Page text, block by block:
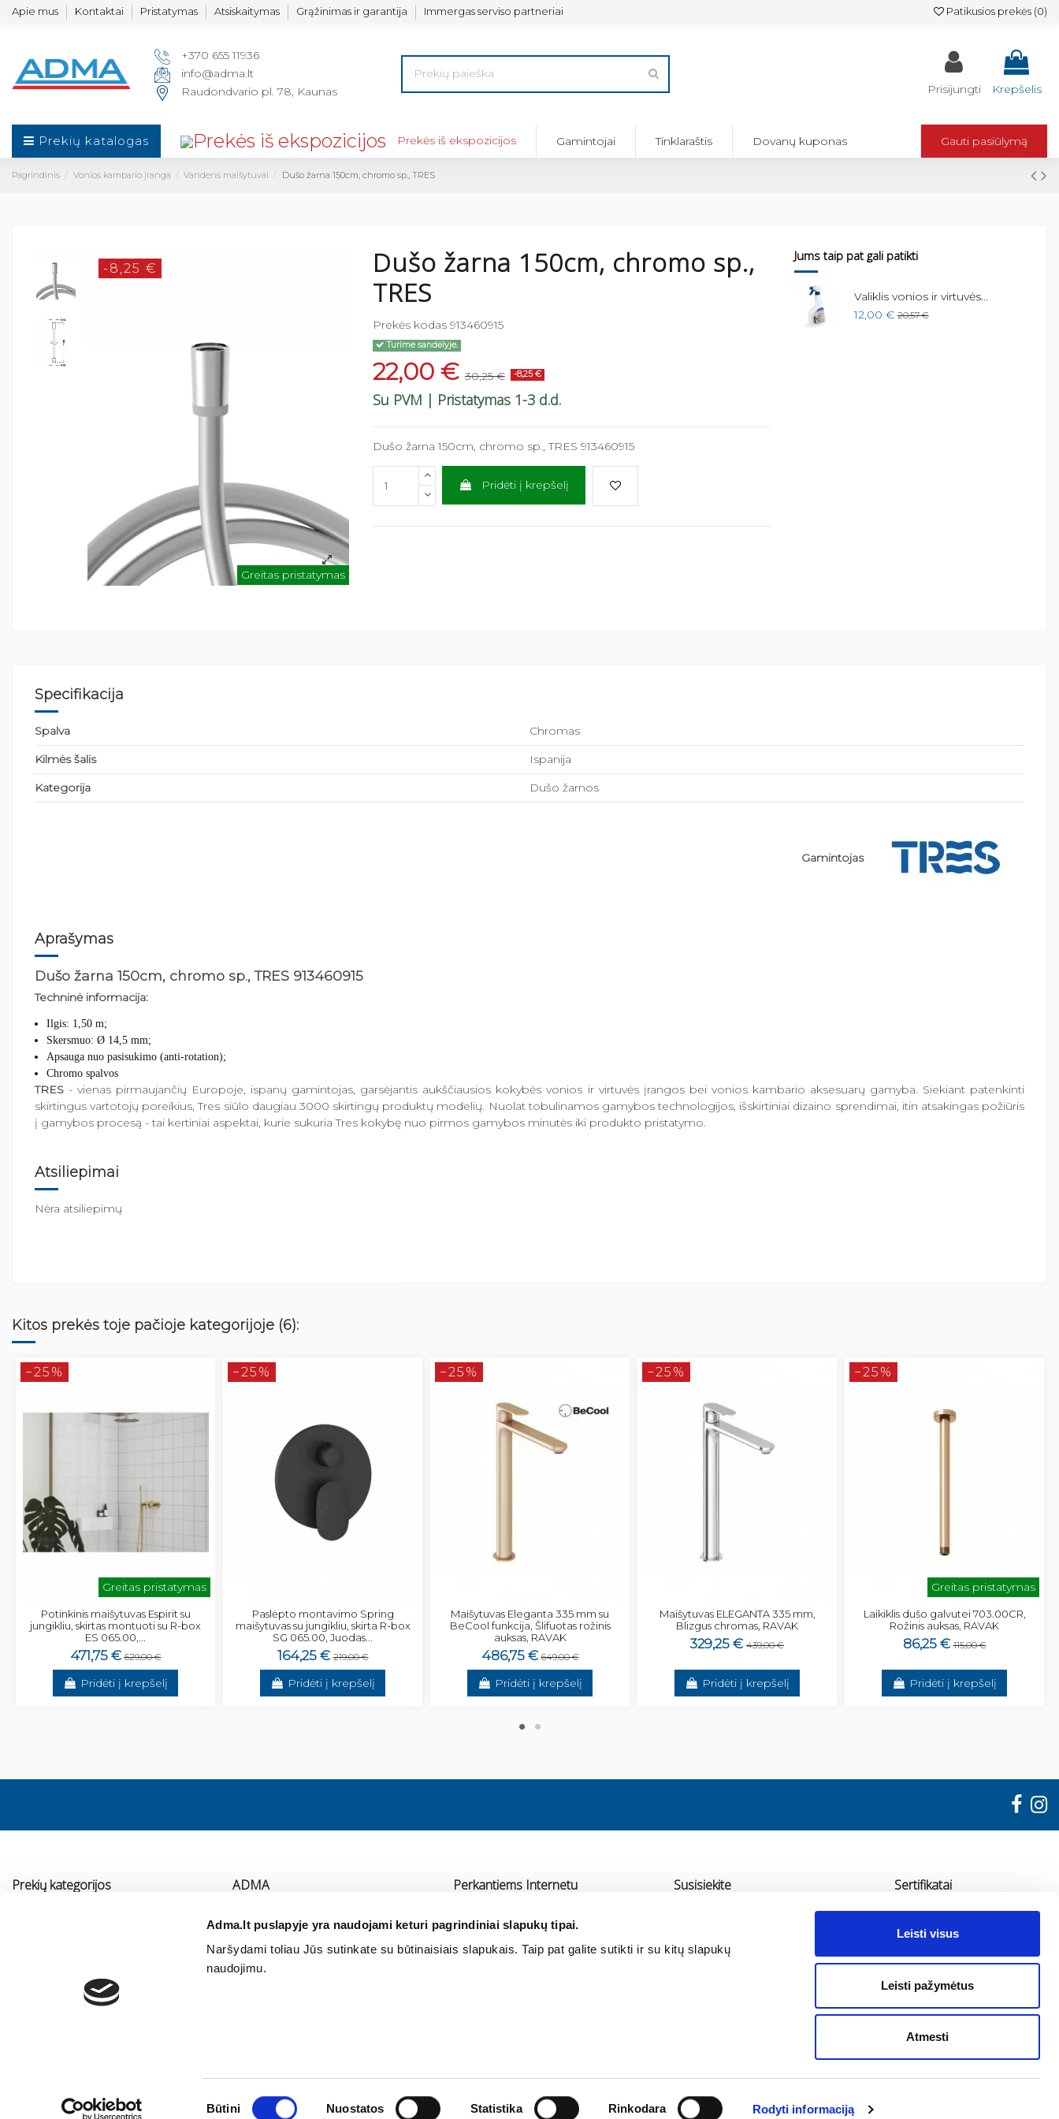
Adma.lt puslapyje yra naudojami keturi pagrindiniai slapukų tipai.
Naršydami toliau Jūs sutinkate su būtinaisiais slapukais. Taip pat galite sutikti ir su kitų slapukų
naudojimu.
Būtini Nuostatos Statistika Rinkodara Rodyti informaciją
Leisti visus
Leisti pažymėtus
Atmesti
Apie mus Kontaktai Pristatymas Atsiskaitymas Grąžinimas ir garantija Immergas serviso partneriai Patikusios prekės (0)
+370 655 11936
info@adma.lt
Raudondvario pl. 78, Kaunas
Prisijungti Krepšelis
Prekių katalogas Prekės iš ekspozicijos Gamintojai Tinklaraštis Dovanų kuponas Gauti pasiūlymą
Pagrindinis Vonios kambario įranga Vandens maišytuvai Dušo žarna 150cm, chromo sp., TRES
Greitas pristatymas
-8,25 €
Dušo žarna 150cm, chromo sp.,
TRES
Prekės kodas 913460915
Turime sandėlyje.
22,00 € 30,25 € -8,25 €
Su PVM | Pristatymas 1-3 d.d.
Dušo žarna 150cm, chromo sp., TRES 913460915
Pridėti į krepšelį
Jums taip pat gali patikti
Valiklis vonios ir virtuvės...
12,00 € 20,57 €
Specifikacija
Spalva
Chromas
Kilmės šalis
Ispanija
Kategorija
Dušo žarnos
Gamintojas
Aprašymas
Dušo žarna 150cm, chromo sp., TRES 913460915
Techninė informacija:
Ilgis: 1,50 m;
Skersmuo: Ø 14,5 mm;
Apsauga nuo pasisukimo (anti-rotation);
Chromo spalvos
TRES - vienas pirmaujančių Europoje, ispanų gamintojas, garsėjantis aukščiausios kokybės vonios ir virtuvės įrangos bei vonios kambario aksesuarų gamyba. Siekiant patenkinti
skirtingus vartotojų poreikius, Tres siūlo daugiau 3000 skirtingų produktų modelių. Nuolat tobulinamos gamybos technologijos, išskirtiniai dizaino sprendimai, itin atsakingas požiūris
į gamybos procesą - tai kertiniai aspektai, kurie sukuria Tres kokybę nuo pirmos gamybos minutės iki produkto pristatymo.
Atsiliepimai
Nėra atsiliepimų
Kitos prekės toje pačioje kategorijoje (6):
−25%
Greitas pristatymas
Potinkinis maišytuvas Espirit su
jungikliu, skirtas montuoti su R-box
ES 065.00,...
471,75 € 629,00 €
Pridėti į krepšelį
−25%
Paslėpto montavimo Spring
maišytuvas su jungikliu, skirta R-box
SG 065.00, Juodas...
164,25 € 219,00 €
Pridėti į krepšelį
−25%
Maišytuvas Eleganta 335 mm su
BeCool funkcija, Šlifuotas rožinis
auksas, RAVAK
486,75 € 649,00 €
Pridėti į krepšelį
−25%
Maišytuvas ELEGANTA 335 mm,
Blizgus chromas, RAVAK
329,25 € 439,00 €
Pridėti į krepšelį
−25%
Greitas pristatymas
Laikiklis dušo galvutei 703.00CR,
Rožinis auksas, RAVAK
86,25 € 115,00 €
Pridėti į krepšelį
Prekių kategorijos
Oro kondicionavimas ir vėdinimas
Vidaus vandentiekis ir nuotekos
ADMA
Apie mus
Immergas serviso partneriai
Perkantiems Internetu
Pristatymas
Grąžinimas ir garantija
Susisiekite Sertifikatai